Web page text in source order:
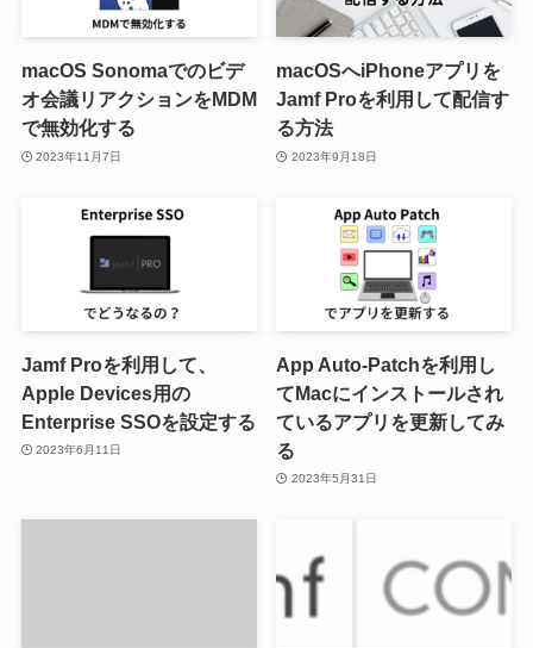
macOS Sonomaでのビデ
オ会議リアクションをMDM
で無効化する
2023年11月7日
macOSへiPhoneアプリを
Jamf Proを利用して配信す
る方法
2023年9月18日
Jamf Proを利用して、
Apple Devices用の
Enterprise SSOを設定する
2023年6月11日
App Auto-Patchを利用し
てMacにインストールされ
ているアプリを更新してみ
る
2023年5月31日